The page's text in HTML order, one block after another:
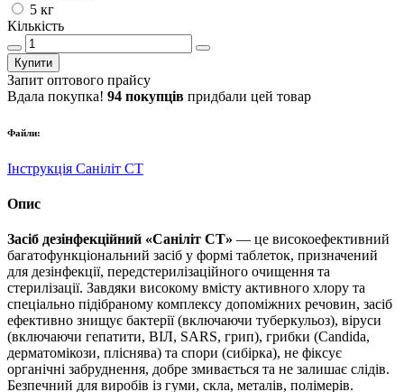
5 кг
Кількість
Купити
Запит оптового прайсу
Вдала покупка! 94 покупців придбали цей товар
Файли:
Інструкція Саніліт СТ
Опис
Засіб дезінфекційний «Саніліт СТ» — це високоефективний
багатофункціональний засіб у формі таблеток, призначений
для дезінфекції, передстерилізаційного очищення та
стерилізації. Завдяки високому вмісту активного хлору та
спеціально підібраному комплексу допоміжних речовин, засіб
ефективно знищує бактерії (включаючи туберкульоз), віруси
(включаючи гепатити, ВІЛ, SARS, грип), грибки (Candida,
дерматомікози, пліснява) та спори (сибірка), не фіксує
органічні забруднення, добре змивається та не залишає слідів.
Безпечний для виробів із гуми, скла, металів, полімерів.